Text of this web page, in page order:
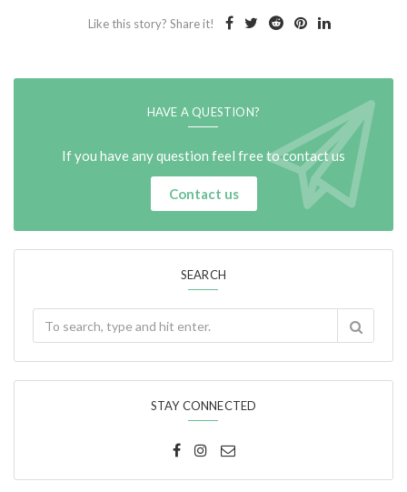
Like this story? Share it!
HAVE A QUESTION?
If you have any question feel free to contact us
Contact us
SEARCH
STAY CONNECTED